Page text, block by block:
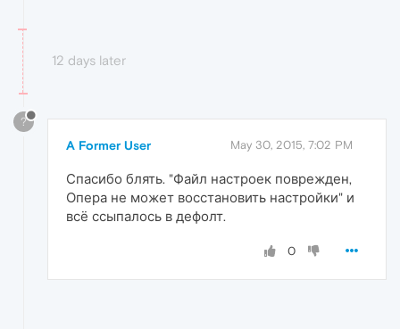
12 days later
?
A Former User May 30, 2015, 7:02 PM
Спасибо блять. "Файл настроек поврежден,
Опера не может восстановить настройки" и
всё ссыпалось в дефолт.
0